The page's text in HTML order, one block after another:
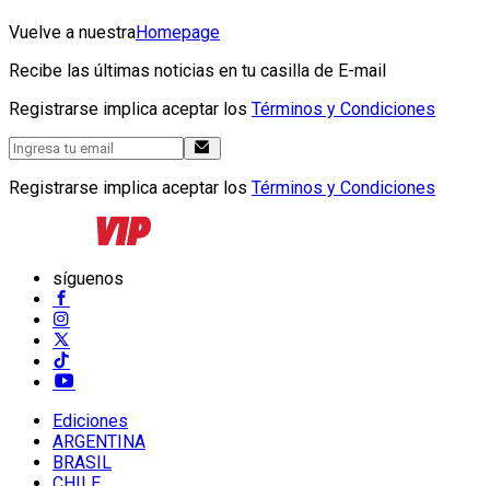
Vuelve a nuestraHomepage
Recibe las últimas noticias en tu casilla de E-mail
Registrarse implica aceptar los Términos y Condiciones
Registrarse implica aceptar los Términos y Condiciones
síguenos
Ediciones
ARGENTINA
BRASIL